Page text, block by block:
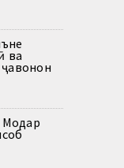
ва
Модар